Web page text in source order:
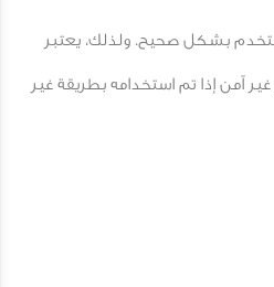
بشكل صحيح. ولذلك، يعتبر
آمن إذا تم استخدامه بطريقة غير